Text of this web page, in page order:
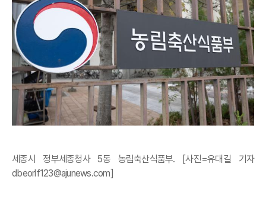
세종시 정부세종청사 5동 농림축산식품부. [사진=유대길 기자
dbeorlf123@ajunews.com]